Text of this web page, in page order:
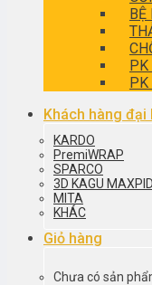
BỆ
PK
PK
Khách hàng đại
KARDO
PremiWRAP
SPARCO
3D KAGU
MITA
KHÁC
Giỏ hàng
Chưa có sản